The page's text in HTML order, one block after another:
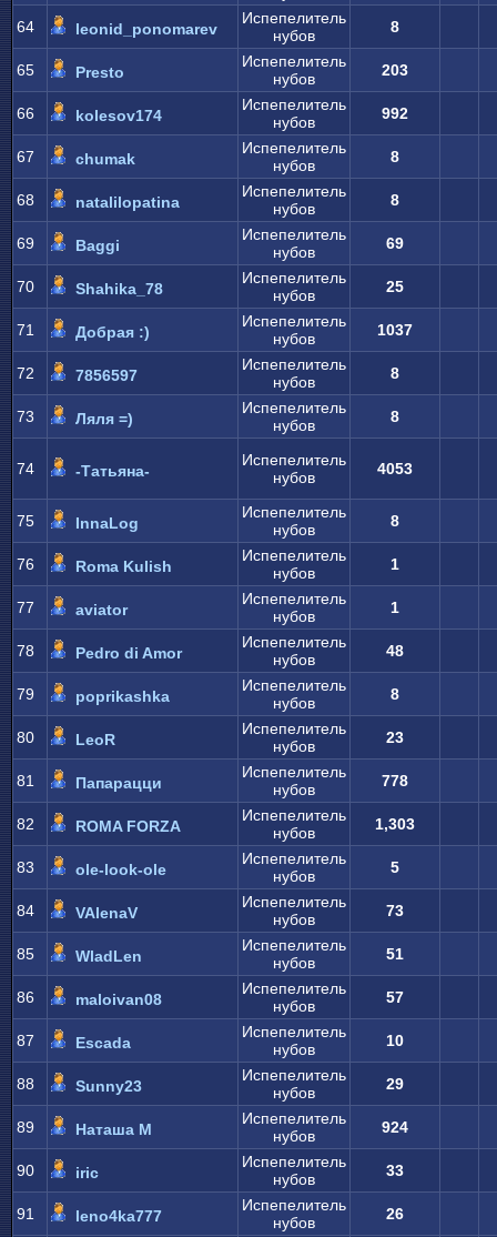
64
leonid_ponomarev
Испепелитель
нубов
8
65 Presto
Испепелитель
нубов
203
66 kolesov174
Испепелитель
нубов
992
67 chumak
Испепелитель
нубов
8
68 natalilopatina
Испепелитель
нубов
8
69 Baggi
Испепелитель
нубов
69
70 Shahika_78
Испепелитель
нубов
25
71 Добрая :)
Испепелитель
нубов
1037
72 7856597
Испепелитель
нубов
8
73 Ляля =)
Испепелитель
нубов
8
74 -Татьяна-
Испепелитель
нубов
4053
75 InnaLog
Испепелитель
нубов
8
76 Roma Kulish
Испепелитель
нубов
1
77 aviator
Испепелитель
нубов
1
78 Pedro di Amor
Испепелитель
нубов
48
79 poprikashka
Испепелитель
нубов
8
80 LeoR
Испепелитель
нубов
23
81 Папарацци
Испепелитель
нубов
778
82 ROMA FORZA
Испепелитель
нубов
1,303
83 ole-look-ole
Испепелитель
нубов
5
84 VAlenaV
Испепелитель
нубов
73
85 WladLen
Испепелитель
нубов
51
86 maloivan08
Испепелитель
нубов
57
87 Escada
Испепелитель
нубов
10
88 Sunny23
Испепелитель
нубов
29
89 Наташа М
Испепелитель
нубов
924
90 iric
Испепелитель
нубов
33
91 leno4ka777
Испепелитель
нубов
26